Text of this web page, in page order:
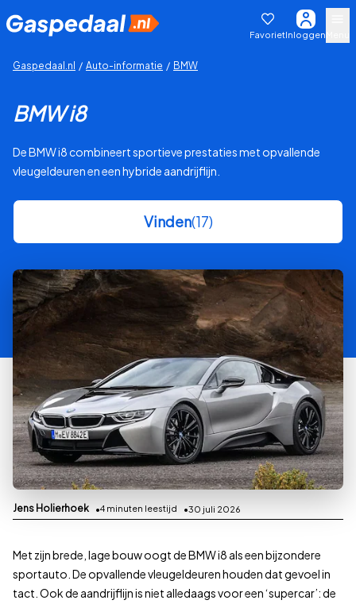
FavorietInloggen
Gaspedaal.nl / Auto-informatie / BMW
BMW i8
De BMW i8 combineert sportieve prestaties met opvallende
vleugeldeuren en een hybride aandrijflijn.
Vinden(17)
Jens Holierhoek 4 minuten leestijd 30 juli 2026
Met zijn brede, lage bouw oogt de BMW i8 als een bijzondere
sportauto. De opvallende vleugeldeuren houden dat gevoel in
tact. Ook de aandrijflijn is niet alledaags voor een ‘supercar’: de